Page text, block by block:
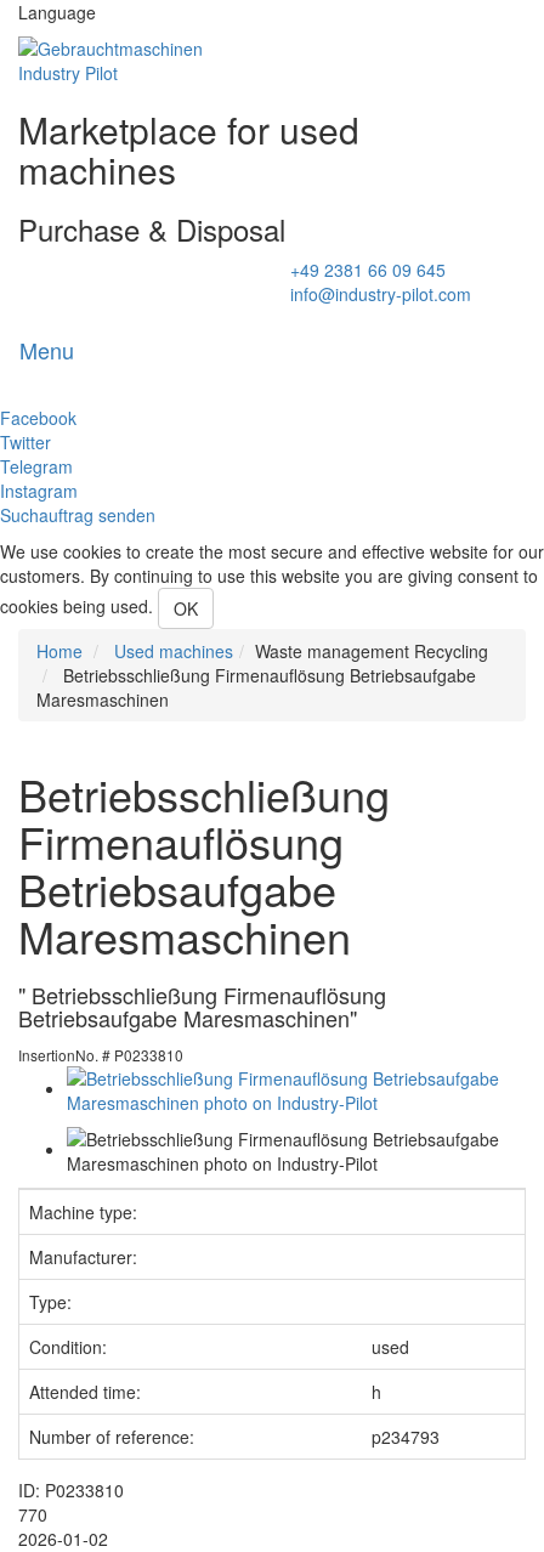
Language
Marketplace for used
machines
Purchase & Disposal
+49 2381 66 09 645
info@industry-pilot.com
Menu
Facebook
Twitter
Telegram
Instagram
Suchauftrag senden
We use cookies to create the most secure and effective website for our
customers. By continuing to use this website you are giving consent to
cookies being used.
OK
Home
Used machines
Waste management Recycling
Betriebsschließung Firmenauflösung Betriebsaufgabe
Maresmaschinen
Betriebsschließung
Firmenauflösung
Betriebsaufgabe
Maresmaschinen
" Betriebsschließung Firmenauflösung
Betriebsaufgabe Maresmaschinen"
InsertionNo. # P0233810
Machine type:
Manufacturer:
Type:
Condition:
used
Attended time:
h
Number of reference:
p234793
ID: P0233810
770
2026-01-02